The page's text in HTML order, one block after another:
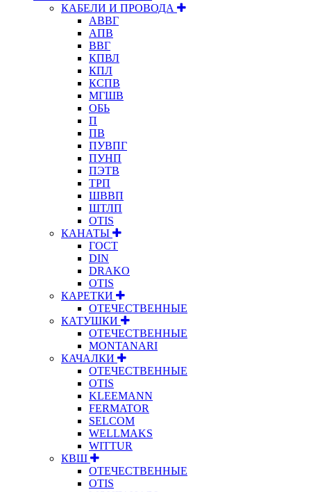
КАБЕЛИ И ПРОВОДА
АВВГ
АПВ
ВВГ
КПВЛ
КПЛ
КСПВ
МГШВ
ОБЬ
П
ПВ
ПУВПГ
ПУНП
ПЭТВ
ТРП
ШВВП
ШТЛП
OTIS
КАНАТЫ
ГОСТ
DIN
DRAKO
OTIS
КАРЕТКИ
ОТЕЧЕСТВЕННЫЕ
КАТУШКИ
ОТЕЧЕСТВЕННЫЕ
MONTANARI
КАЧАЛКИ
ОТЕЧЕСТВЕННЫЕ
OTIS
KLEEMANN
FERMATOR
SELCOM
WELLMAKS
WITTUR
КВШ
ОТЕЧЕСТВЕННЫЕ
OTIS